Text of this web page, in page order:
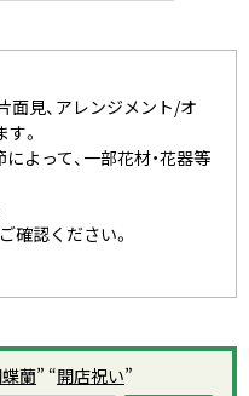
見、アレンジメント/オ
。
よって、一部花材・花器等
確認ください。
蘭” “開店祝い”